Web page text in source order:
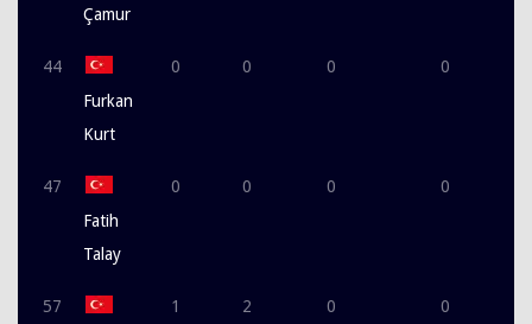
Çamur
44
Furkan
Kurt
0 0 0 0
47
Fatih
Talay
0 0 0 0
57
1 2 0 0